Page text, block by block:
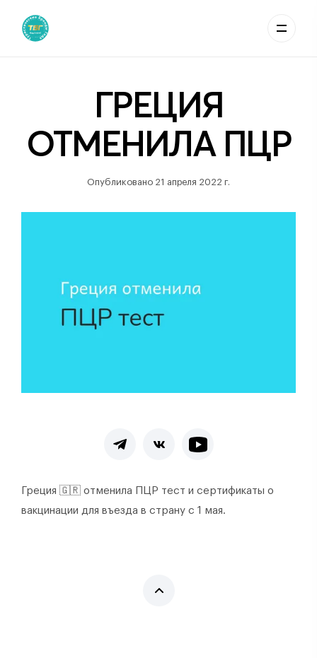
ГРЕЦИЯ
ОТМЕНИЛА ПЦР
Опубликовано 21 апреля 2022 г.
Греция 🇬🇷 отменила ПЦР тест и сертификаты о
вакцинации для въезда в страну с 1 мая.